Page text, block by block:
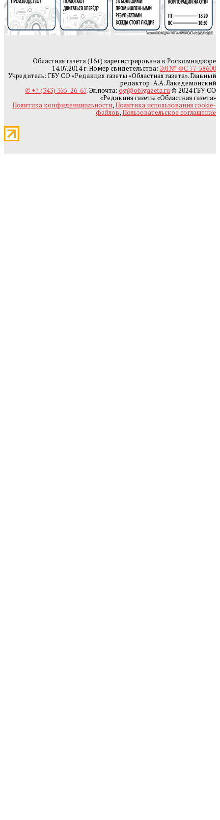
Областная газета (16+) зарегистрирована в Роскомнадзоре
14.07.2014 г. Номер свидетельства: ЭЛ № ФС 77-58600
Учредитель: ГБУ СО «Редакция газеты «Областная газета». Главный
редактор: А.А. Лакедемонский
✆ +7 (343) 355-26-67. Эл.почта: og@oblgazeta.ru© 2024 ГБУ СО
«Редакция газеты «Областная газета»
Политика конфиденциальности,Политика использования cookie-
файлов,Пользовательское соглашение